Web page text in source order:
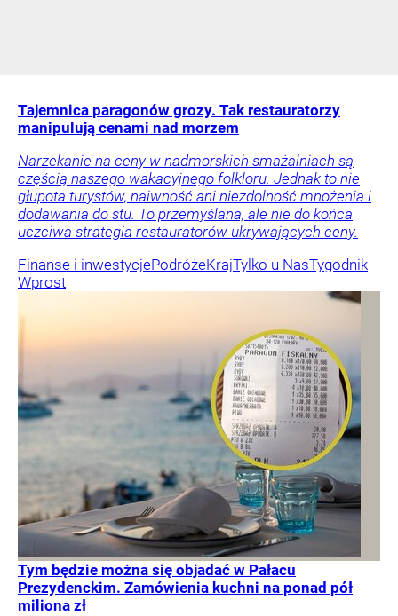
Tajemnica paragonów grozy. Tak restauratorzy
manipulują cenami nad morzem
Narzekanie na ceny w nadmorskich smażalniach są
częścią naszego wakacyjnego folkloru. Jednak to nie
głupota turystów, naiwność ani niezdolność mnożenia i
dodawania do stu. To przemyślana, ale nie do końca
uczciwa strategia restauratorów ukrywających ceny.
Finanse i inwestycjePodróżeKrajTylko u NasTygodnik
Wprost
Tym będzie można się objadać w Pałacu
Prezydenckim. Zamówienia kuchni na ponad pół
miliona zł